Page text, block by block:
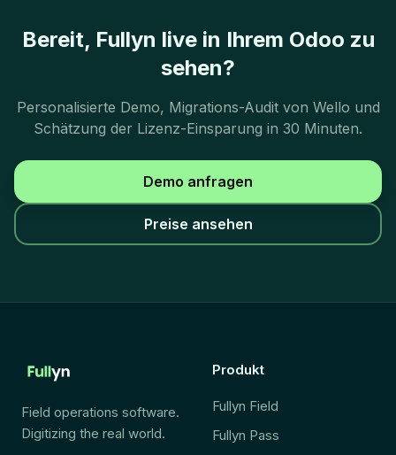
Bereit, Fullyn live in Ihrem Odoo zu
sehen?
Personalisierte Demo, Migrations-Audit von Wello und
Schätzung der Lizenz-Einsparung in 30 Minuten.
Demo anfragen
Preise ansehen
Field operations software.
Digitizing the real world.
Produkt
Fullyn Field
Fullyn Pass